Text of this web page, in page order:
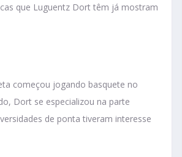
que Luguentz Dort têm já mostram
começou jogando basquete no
Dort se especializou na parte
de ponta tiveram interesse